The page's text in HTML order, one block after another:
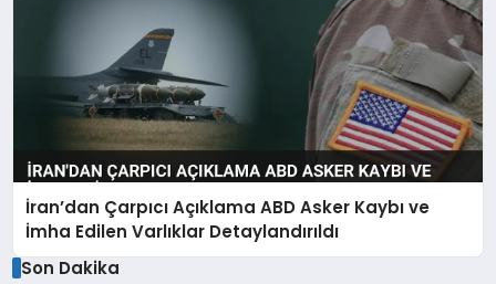
İran’dan Çarpıcı Açıklama ABD Asker Kaybı ve
İmha Edilen Varlıklar Detaylandırıldı
Son Dakika